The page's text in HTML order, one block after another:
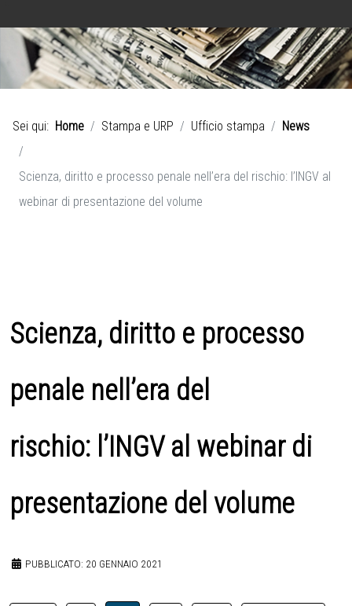
Sei qui: Home Stampa e URP Ufficio stampa News
Scienza, diritto e processo penale nell’era del rischio: l’INGV al
webinar di presentazione del volume
Scienza, diritto e processo
penale nell’era del
rischio: l’INGV al webinar di
presentazione del volume
PUBBLICATO: 20 GENNAIO 2021